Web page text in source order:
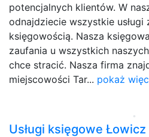
potencjalnych klientów. W
odnajdziecie wszystkie usługi
księgowością. Nasza
zaufania u wszystkich
chce stracić. Nasza firma
miejscowości Tar... pokaż
Usługi księgowe Łowicz